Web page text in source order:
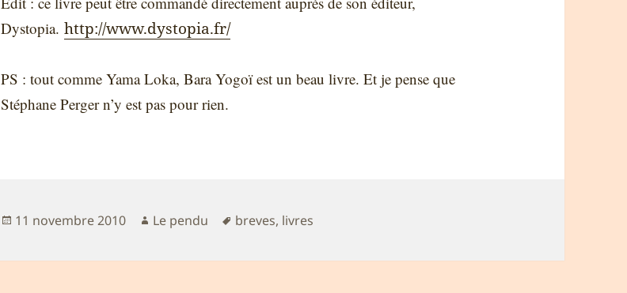
Dystopia.http://www.dystopia.fr/
PS : tout comme Yama Loka, Bara Yogoï est un beau livre. Et je pense que
Stéphane Perger n’y est pas pour rien.
Publié
11 novembre 2010 Auteur
Le pendu
Mots-
breves, livres